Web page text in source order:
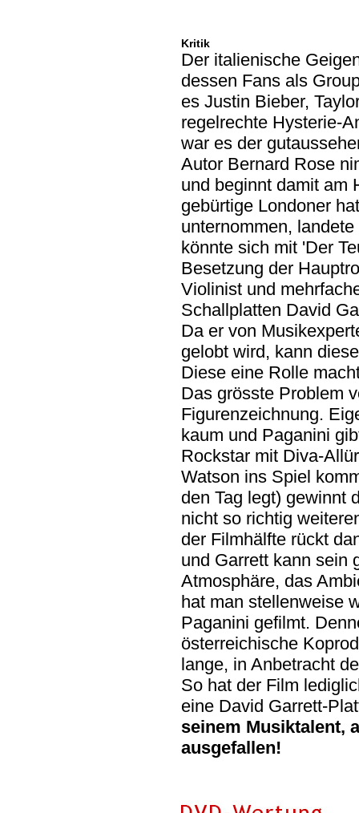
Kritik
Der italienische
dessen Fans als
es Justin Bieber,
regelrechte Hysterie-
war es der
Autor Bernard Rose
und beginnt damit am
gebürtige Londoner
unternommen,
könnte sich mit 'Der
Besetzung der
Violinist und
Schallplatten David
Da er von
gelobt wird, kann
Diese eine Rolle
Das grösste Problem
Figurenzeichnung.
kaum und Paganini
Rockstar mit Diva-
Watson ins Spiel
den Tag legt) gewinnt
nicht so richtig
der Filmhälfte rückt
und Garrett kann sein
Atmosphäre, das
hat man stellenweise
Paganini gefilmt.
österreichische
lange, in Anbetracht
So hat der Film
eine David Garrett-
seinem Musiktalent,
ausgefallen!